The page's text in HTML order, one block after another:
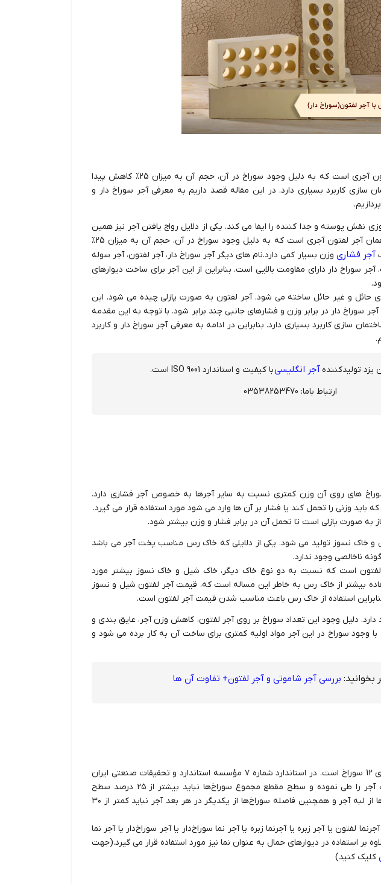
آجر سوراخ دار یا همان آجر لفتون آجری است که به دلیل وجود سوراخ در آن، حجم آن به میزان 25% کاهش پیدا
سازی کاربرد بسیاری دارد. در این مقاله قصد داریم به معرفی آجر سوراخ دار و
نقش پوسته و جدا کننده را ایفا می کند. یکی از دلایل رواج یافتن آجر نیز همین
مساله است. آجر سوراخ دار یا همان آجر لفتون آجری است که به دلیل وجود سوراخ در آن، حجم آن به میزان 25%
آجر فشاری وزن بسیار کمی دارد.نام های دیگر آجر سوراخ دار، آجر لفتون، آجر سوله
آجر سوراخ دار دارای مقاومت بالایی است. بنابراین از این آجر برای ساخت دیوارهای
حائل و غیر حائل ساخته می شود. آجر لفتون به صورت پازلی چیده می شود. این
سوراخ دار در برابر وزن و فشارهای جانبی چند برابر شود. با توجه به این مقدمه
سازی کاربرد بسیاری دارد. بنابراین در ادامه به معرفی آجر سوراخ دار و کاربرد
یزد تولیدکننده آجر انگلیسیبا کیفیت و استاندارد ISO 9001 است.
ارتباط باما: 03538253470
های روی آن وزن کمتری نسبت به سایر آجرها به خصوص آجر فشاری دارد.
که باید وزنی را تحمل کند یا فشار بر آن ها وارد می شود مورد استفاده قرار می گیرد.
صورت پازلی است تا تحمل آن در برابر فشار و وزن بیشتر شود.
خاک نسوز تولید می شود. یکی از دلایلی که خاک رس مناسب پخت آجر می باشد
ناخالصی وجود ندارد.
لفتون است که نسبت به دو نوع خاک دیگر، خاک شیل و خاک نسوز بیشتر مورد
بیشتر از خاک رس به خاطر این مساله است که، قیمت آجر لفتون شیل و نسوز
استفاده از خاک رس باعث مناسب شدن قیمت آجر لفتون است.
دارد. دلیل وجود این تعداد سوراخ بر روی آجر لفتون، کاهش وزن آجر، عایق بندی و
وجود سوراخ در این آجر مواد اولیه کمتری برای ساخت آن به کار برده می شود و
بررسی آجر شاموتی و آجر لفتون+ تفاوت آن ها
آجر سوراخ دار در ابعاد بزرگ دارای 12 سوراخ است. در استاندارد شماره ۷ مؤسسه استاندارد و تحقیقات صنعتی ایران
این سوراخ‌ها باید تمام ضخامت آجر را طی نموده و سطح مقطع مجموع سوراخ‌ها نباید بیشتر از ۲۵ درصد سطح
بزرگ‌تر آجر باشد. فاصله سوراخ‌ها از لبه آجر و همچنین فاصله سوراخ‌ها از یکدیگر در هر بعد آجر نباید کمتر از ۳۰
لفتون یا آجر زبره یا آجرنما زبره یا آجر نما سوراخ‌دار یا آجر سوراخ‌دار یا آجر نما
بر استفاده در دیوارهای حمال به عنوان نما نیز مورد استفاده قرار می گیرد.(جهت
کلیک کنید)